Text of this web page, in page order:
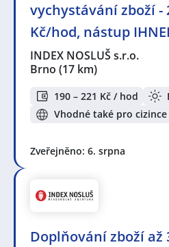
vychystávání zboží -
Kč/hod, nástup
INDEX NOSLUŠ s.r.o.
Brno (17 km)
190 – 221 Kč / hod
Vhodné také pro cizince
Zveřejněno: 6. srpna
Doplňování zboží až